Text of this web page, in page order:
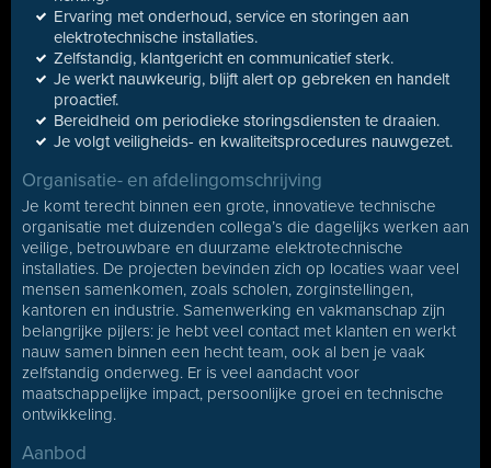
Ervaring met onderhoud, service en storingen aan
elektrotechnische installaties.
Zelfstandig, klantgericht en communicatief sterk.
Je werkt nauwkeurig, blijft alert op gebreken en handelt
proactief.
Bereidheid om periodieke storingsdiensten te draaien.
Je volgt veiligheids- en kwaliteitsprocedures nauwgezet.
Organisatie- en afdelingomschrijving
Je komt terecht binnen een grote, innovatieve technische
organisatie met duizenden collega’s die dagelijks werken aan
veilige, betrouwbare en duurzame elektrotechnische
installaties. De projecten bevinden zich op locaties waar veel
mensen samenkomen, zoals scholen, zorginstellingen,
kantoren en industrie. Samenwerking en vakmanschap zijn
belangrijke pijlers: je hebt veel contact met klanten en werkt
nauw samen binnen een hecht team, ook al ben je vaak
zelfstandig onderweg. Er is veel aandacht voor
maatschappelijke impact, persoonlijke groei en technische
ontwikkeling.
Aanbod